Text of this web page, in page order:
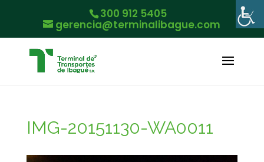
300 912 5405
gerencia@terminalibague.com
IMG-20151130-WA0011